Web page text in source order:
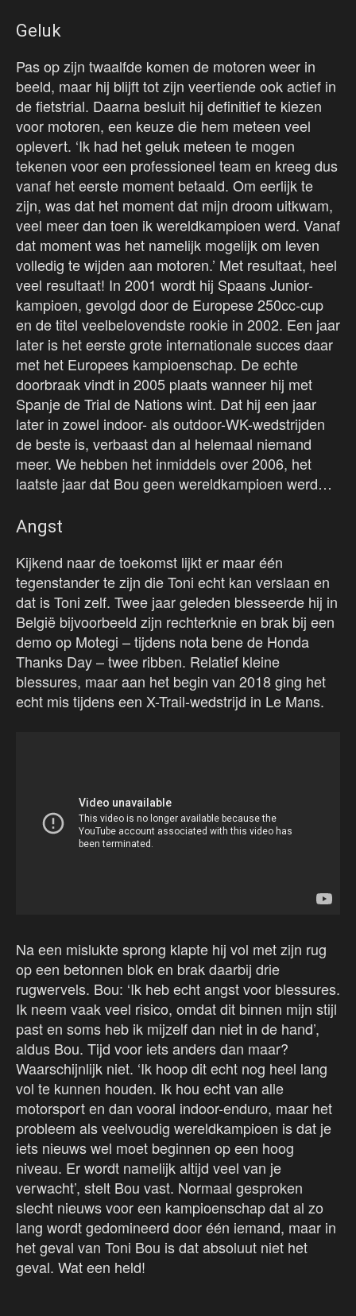
Geluk
Pas op zijn twaalfde komen de motoren weer in
beeld, maar hij blijft tot zijn veertiende ook actief in
de fietstrial. Daarna besluit hij definitief te kiezen
voor motoren, een keuze die hem meteen veel
oplevert. ‘Ik had het geluk meteen te mogen
tekenen voor een professioneel team en kreeg dus
vanaf het eerste moment betaald. Om eerlijk te
zijn, was dat het moment dat mijn droom uitkwam,
veel meer dan toen ik wereldkampioen werd. Vanaf
dat moment was het namelijk mogelijk om leven
volledig te wijden aan motoren.’ Met resultaat, heel
veel resultaat! In 2001 wordt hij Spaans Junior-
kampioen, gevolgd door de Europese 250cc-cup
en de titel veelbelovendste rookie in 2002. Een jaar
later is het eerste grote internationale succes daar
met het Europees kampioenschap. De echte
doorbraak vindt in 2005 plaats wanneer hij met
Spanje de Trial de Nations wint. Dat hij een jaar
later in zowel indoor- als outdoor-WK-wedstrijden
de beste is, verbaast dan al helemaal niemand
meer. We hebben het inmiddels over 2006, het
laatste jaar dat Bou geen wereldkampioen werd…
Angst
Kijkend naar de toekomst lijkt er maar één
tegenstander te zijn die Toni echt kan verslaan en
dat is Toni zelf. Twee jaar geleden blesseerde hij in
België bijvoorbeeld zijn rechterknie en brak bij een
demo op Motegi – tijdens nota bene de Honda
Thanks Day – twee ribben. Relatief kleine
blessures, maar aan het begin van 2018 ging het
echt mis tijdens een X-Trail-wedstrijd in Le Mans.
Na een mislukte sprong klapte hij vol met zijn rug
op een betonnen blok en brak daarbij drie
rugwervels. Bou: ‘Ik heb echt angst voor blessures.
Ik neem vaak veel risico, omdat dit binnen mijn stijl
past en soms heb ik mijzelf dan niet in de hand’,
aldus Bou. Tijd voor iets anders dan maar?
Waarschijnlijk niet. ‘Ik hoop dit echt nog heel lang
vol te kunnen houden. Ik hou echt van alle
motorsport en dan vooral indoor-enduro, maar het
probleem als veelvoudig wereldkampioen is dat je
iets nieuws wel moet beginnen op een hoog
niveau. Er wordt namelijk altijd veel van je
verwacht’, stelt Bou vast. Normaal gesproken
slecht nieuws voor een kampioenschap dat al zo
lang wordt gedomineerd door één iemand, maar in
het geval van Toni Bou is dat absoluut niet het
geval. Wat een held!